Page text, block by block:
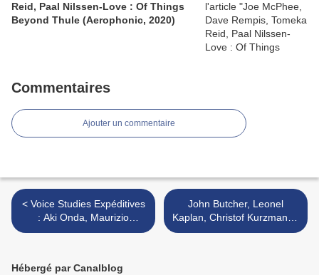
Reid, Paal Nilssen-Love : Of Things
Beyond Thule (Aerophonic, 2020)
Commentaires
Ajouter un commentaire
< Voice Studies Expéditives
: Aki Onda, Maurizio
Bianchi, Bryan Lewis
John Butcher, Leonel
Kaplan, Christof Kurzmann :
Shortening Distance
Hébergé par Canalblog